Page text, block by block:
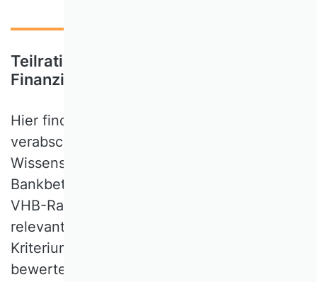
Teilrating Bankbetriebslehre und
Finanzierung (BAFI)
Hier finden Sie das im Jahr 2024
verabschiedete Teilrating der
Wissenschaftlichen Kommission
Bankbetriebslehre und Finanzierung des
VHB-Ratings. Es umfasst eine Einordnung
relevanter Zeitschriften, die nach dem
Kriterium “wissenschaftliche Qualität”
bewertet wurden.